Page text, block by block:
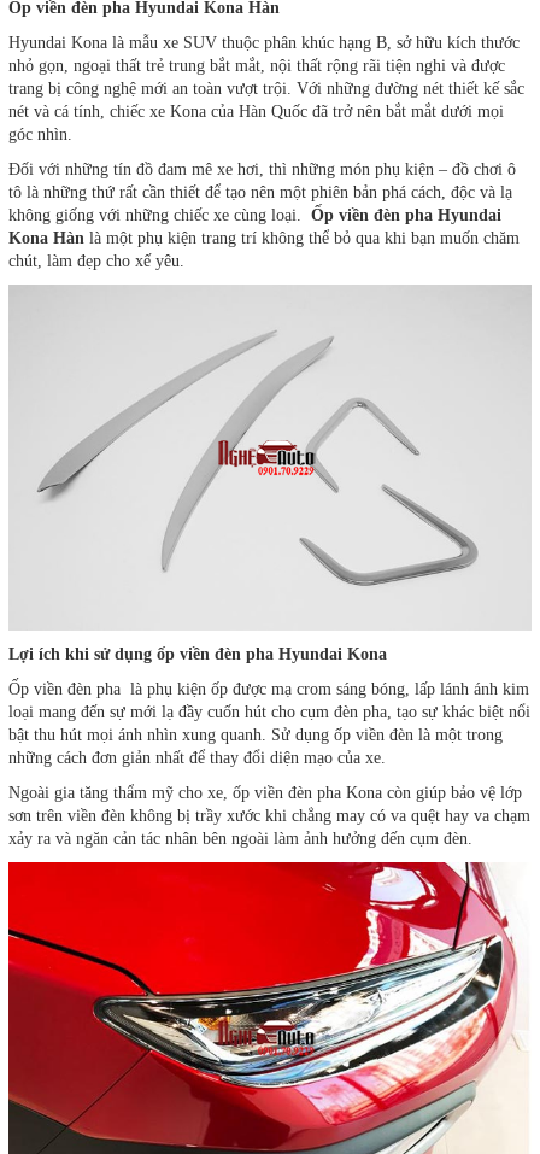
Ốp viền đèn pha Hyundai Kona Hàn
Hyundai Kona là mẫu xe SUV thuộc phân khúc hạng B, sở hữu kích thước
nhỏ gọn, ngoại thất trẻ trung bắt mắt, nội thất rộng rãi tiện nghi và được
trang bị công nghệ mới an toàn vượt trội. Với những đường nét thiết kế sắc
nét và cá tính, chiếc xe Kona của Hàn Quốc đã trở nên bắt mắt dưới mọi
góc nhìn.
Đối với những tín đồ đam mê xe hơi, thì những món phụ kiện – đồ chơi ô
tô là những thứ rất cần thiết để tạo nên một phiên bản phá cách, độc và lạ
không giống với những chiếc xe cùng loại. Ốp viền đèn pha Hyundai
Kona Hàn là một phụ kiện trang trí không thể bỏ qua khi bạn muốn chăm
chút, làm đẹp cho xế yêu.
Lợi ích khi sử dụng ốp viền đèn pha Hyundai Kona
Ốp viền đèn pha là phụ kiện ốp được mạ crom sáng bóng, lấp lánh ánh kim
loại mang đến sự mới lạ đầy cuốn hút cho cụm đèn pha, tạo sự khác biệt nổi
bật thu hút mọi ánh nhìn xung quanh. Sử dụng ốp viền đèn là một trong
những cách đơn giản nhất để thay đổi diện mạo của xe.
Ngoài gia tăng thẩm mỹ cho xe, ốp viền đèn pha Kona còn giúp bảo vệ lớp
sơn trên viền đèn không bị trầy xước khi chẳng may có va quệt hay va chạm
xảy ra và ngăn cản tác nhân bên ngoài làm ảnh hưởng đến cụm đèn.